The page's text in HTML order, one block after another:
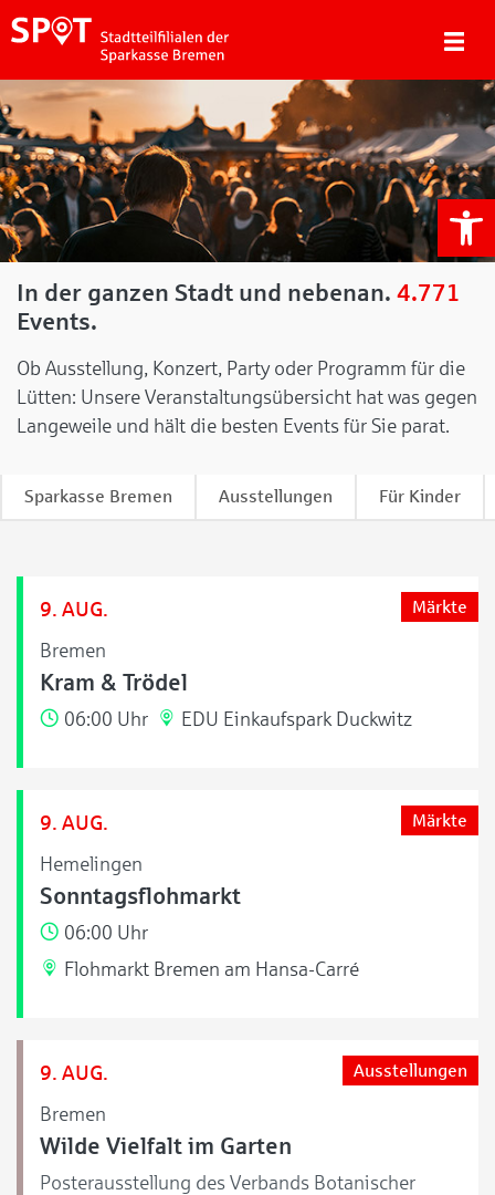
In der ganzen Stadt und nebenan. 4.771
Events.
Ob Ausstellung, Konzert, Party oder Programm für die
Lütten: Unsere Veranstaltungsübersicht hat was gegen
Langeweile und hält die besten Events für Sie parat.
Sparkasse Bremen Ausstellungen Für Kinder
9. AUG.
Bremen
Märkte
Kram & Trödel
06:00 Uhr EDU Einkaufspark Duckwitz
9. AUG.
Hemelingen
Märkte
Sonntagsflohmarkt
06:00 Uhr
Flohmarkt Bremen am Hansa-Carré
9. AUG.
Bremen
Ausstellungen
Wilde Vielfalt im Garten
Posterausstellung des Verbands Botanischer